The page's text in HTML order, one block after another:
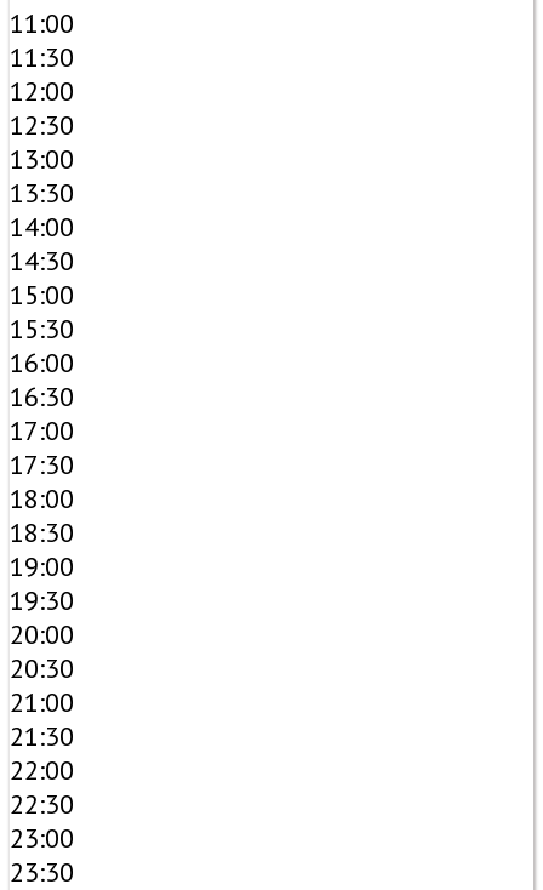
11:00
11:30
12:00
12:30
13:00
13:30
14:00
14:30
15:00
15:30
16:00
16:30
17:00
17:30
18:00
18:30
19:00
19:30
20:00
20:30
21:00
21:30
22:00
22:30
23:00
23:30